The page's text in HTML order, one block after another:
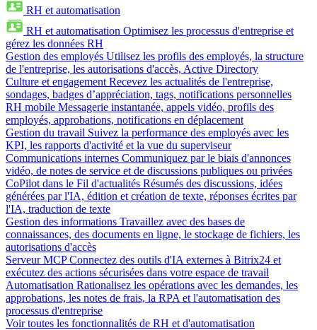
RH et automatisation
RH et automatisation Optimisez les processus d'entreprise et
gérez les données RH
Gestion des employés Utilisez les profils des employés, la structure
de l'entreprise, les autorisations d'accès, Active Directory
Culture et engagement Recevez les actualités de l'entreprise,
sondages, badges d’appréciation, tags, notifications personnelles
RH mobile Messagerie instantanée, appels vidéo, profils des
employés, approbations, notifications en déplacement
Gestion du travail Suivez la performance des employés avec les
KPI, les rapports d'activité et la vue du superviseur
Communications internes Communiquez par le biais d'annonces
vidéo, de notes de service et de discussions publiques ou privées
CoPilot dans le Fil d'actualités Résumés des discussions, idées
générées par l'IA, édition et création de texte, réponses écrites par
l'IA, traduction de texte
Gestion des informations Travaillez avec des bases de
connaissances, des documents en ligne, le stockage de fichiers, les
autorisations d'accès
Serveur MCP Connectez des outils d'IA externes à Bitrix24 et
exécutez des actions sécurisées dans votre espace de travail
Automatisation Rationalisez les opérations avec les demandes, les
approbations, les notes de frais, la RPA et l'automatisation des
processus d'entreprise
Voir toutes les fonctionnalités de RH et d'automatisation